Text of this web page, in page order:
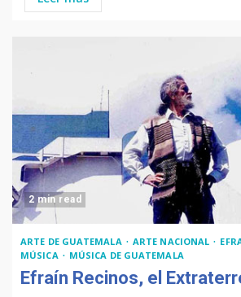
2 min read
ARTE DE GUATEMALA ARTE NACIONAL
MÚSICA
MÚSICA DE GUATEMALA
Efraín Recinos, el